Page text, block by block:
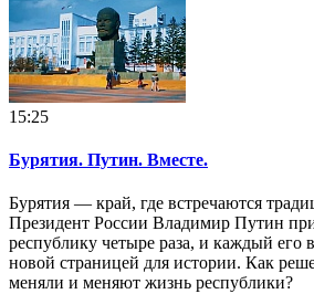
15:25
Бурятия. Путин. Вместе.
Бурятия — край, где встречаются
Президент России Владимир Путин
республику четыре раза, и каждый его
новой страницей для истории. Как
меняли и меняют жизнь республики?